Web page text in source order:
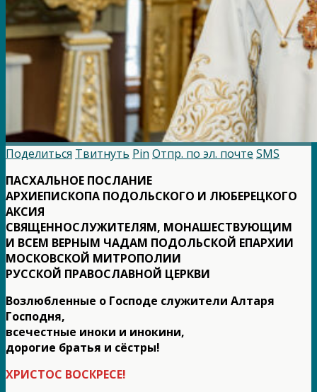
Поделиться Твитнуть Pin Отпр. по эл. почте SMS
ПАСХАЛЬНОЕ ПОСЛАНИЕ
АРХИЕПИСКОПА ПОДОЛЬСКОГО И ЛЮБЕРЕЦКОГО
АКСИЯ
СВЯЩЕННОСЛУЖИТЕЛЯМ, МОНАШЕСТВУЮЩИМ
И ВСЕМ ВЕРНЫМ ЧАДАМ ПОДОЛЬСКОЙ ЕПАРХИИ
МОСКОВСКОЙ МИТРОПОЛИИ
РУССКОЙ ПРАВОСЛАВНОЙ ЦЕРКВИ
Возлюбленные о Господе служители Алтаря
Господня,
всечестные иноки и инокини,
дорогие братья и сёстры!
ХРИСТОС ВОСКРЕСЕ!